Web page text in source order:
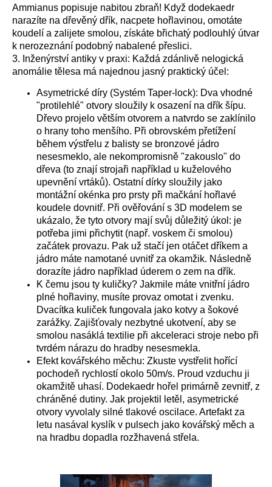
Ammianus popisuje nabitou zbraň! Když dodekaedr
narazíte na dřevěný dřík, nacpete hořlavinou, omotáte
koudelí a zalijete smolou, získáte břichatý podlouhlý útvar
k nerozeznání podobný nabalené přeslici.
3. Inženýrství antiky v praxi: Každá zdánlivě nelogická
anomálie tělesa má najednou jasný praktický účel:
Asymetrické díry (Systém Taper-lock): Dva vhodné
"protilehlé" otvory sloužily k osazení na dřík šípu.
Dřevo projelo větším otvorem a natvrdo se zaklínilo
o hrany toho menšího. Při obrovském přetížení
během výstřelu z balisty se bronzové jádro
nesesmeklo, ale nekompromisně "zakouslo" do
dřeva (to znají strojaři například u kuželového
upevnění vrtáků). Ostatní dírky sloužily jako
montážní okénka pro prsty při mačkání hořlavé
koudele dovnitř. Při ověřování s 3D modelem se
ukázalo, že tyto otvory mají svůj důležitý úkol: je
potřeba jimi přichytit (např. voskem či smolou)
začátek provazu. Pak už stačí jen otáčet dříkem a
jádro máte namotané uvnitř za okamžik. Následně
dorazíte jádro například úderem o zem na dřík.
K čemu jsou ty kuličky? Jakmile máte vnitřní jádro
plné hořlaviny, musíte provaz omotat i zvenku.
Dvacítka kuliček fungovala jako kotvy a šokové
zarážky. Zajišťovaly nezbytné ukotvení, aby se
smolou nasáklá textilie při akceleraci stroje nebo při
tvrdém nárazu do hradby nesesmekla.
Efekt kovářského měchu: Zkuste vystřelit hořící
pochodeň rychlostí okolo 50m/s. Proud vzduchu ji
okamžitě uhasí. Dodekaedr hořel primárně zevnitř, z
chráněné dutiny. Jak projektil letěl, asymetrické
otvory vyvolaly silné tlakové oscilace. Artefakt za
letu nasával kyslík v pulsech jako kovářský měch a
na hradbu dopadla rozžhavená střela.